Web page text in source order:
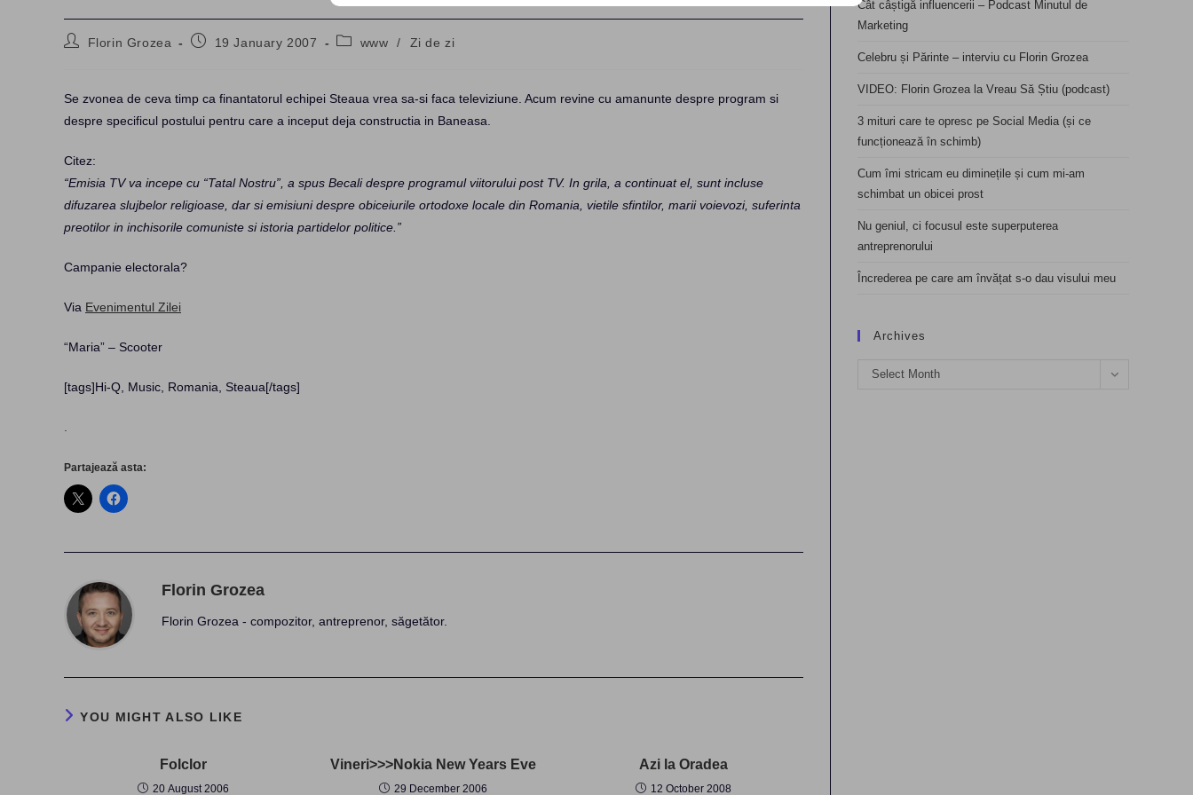
PostFlorin Grozea
Post19 January 2007
Postwww / Zi de zi
Se zvonea de ceva timp ca finantatorul echipei Steaua vrea sa-si faca televiziune. Acum revine cu amanunte despre program si
despre specificul postului pentru care a inceput deja constructia in Baneasa.
Citez:
“Emisia TV va incepe cu “Tatal Nostru”, a spus Becali despre programul viitorului post TV. In grila, a continuat el, sunt incluse
difuzarea slujbelor religioase, dar si emisiuni despre obiceiurile ortodoxe locale din Romania, vietile sfintilor, marii voievozi, suferinta
preotilor in inchisorile comuniste si istoria partidelor politice.”
Campanie electorala?
Via Evenimentul Zilei
“Maria” – Scooter
[tags]Hi-Q, Music, Romania, Steaua[/tags]
Partajează asta:
Florin Grozea
Florin Grozea - compozitor, antreprenor, săgetător.
YOU MIGHT ALSO LIKE
Folclor
20 August 2006
Vineri>>>Nokia New Years Eve
29 December 2006
Azi la Oradea
12 October 2008
Cât câștigă influencerii – Podcast Minutul de
Marketing
Celebru și Părinte – interviu cu Florin Grozea
VIDEO: Florin Grozea la Vreau Să Știu (podcast)
3 mituri care te opresc pe Social Media (și ce
funcționează în schimb)
Cum îmi stricam eu diminețile și cum mi-am
schimbat un obicei prost
Nu geniul, ci focusul este superputerea
antreprenorului
Încrederea pe care am învățat s-o dau visului meu
Archives
Archives
Select Month